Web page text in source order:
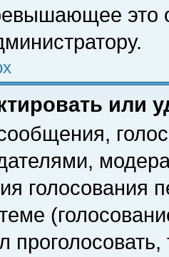
это
или
голосования